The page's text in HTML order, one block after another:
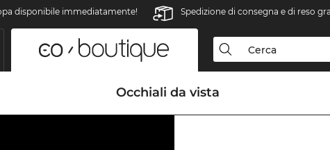
disponibile immediatamente! Spedizione di consegna e di reso
Occhiali da vista